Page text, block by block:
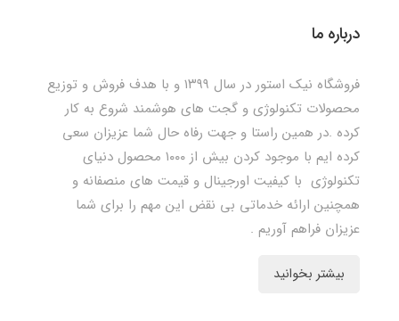
درباره ما
فروشگاه نیک استور در سال ۱۳۹۹ و با هدف فروش و توزیع
محصولات تکنولوژی و گجت های هوشمند شروع به کار
کرده .در همین راستا و جهت رفاه حال شما عزیزان سعی
کرده ایم با موجود کردن بیش از ۱۰۰۰ محصول دنیای
تکنولوژی با کیفیت اورجینال و قیمت های منصفانه و
همچنین ارائه خدماتی بی نقض این مهم را برای شما
عزیزان فراهم آوریم .
بیشتر بخوانید